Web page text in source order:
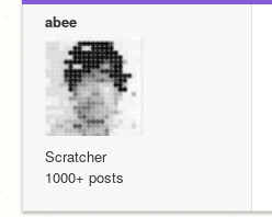
abee
Scratcher
1000+ posts